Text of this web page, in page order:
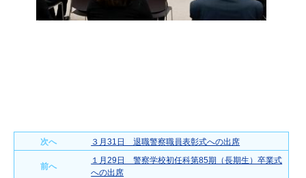
次へ ３月31日 退職警察職員表彰式への出席
前へ
１月29日 警察学校初任科第85期（長期生）卒業式
への出席